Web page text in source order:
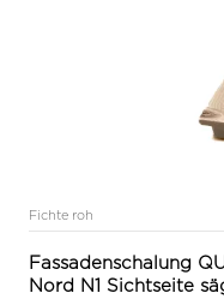
Fichte roh
Fassadenschalung
Nord N1 Sichtseite